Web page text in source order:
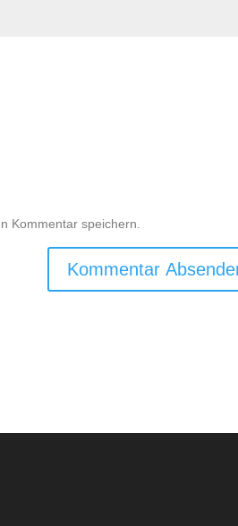
Kommentar speichern.